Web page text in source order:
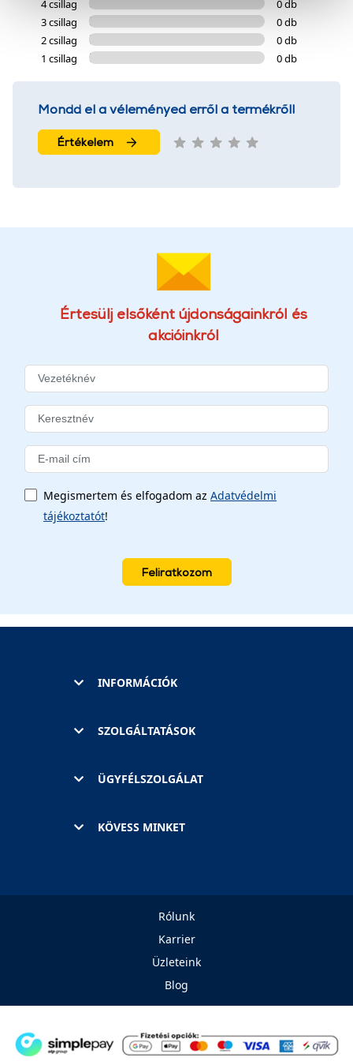
cookie-k személyazonosítására nem alkalmasak,
szolgáltatásaink biztosításához szükségesek. Az oldal
használatával Ön elfogadja a cookie-k használatát.
További információk:ÁSZFésAdatvédelem
4 csillag
0 db
3 csillag
0 db
2 csillag
0 db
1 csillag
0 db
Mondd el a véleményed erről a termékről!
Értékelem
Értesülj elsőként újdonságainkról és
akcióinkról
Megismertem és elfogadom az Adatvédelmi
tájékoztatót!
Feliratkozom
INFORMÁCIÓK
SZOLGÁLTATÁSOK
ÜGYFÉLSZOLGÁLAT
KÖVESS MINKET
Rólunk
Karrier
Üzleteink
Blog